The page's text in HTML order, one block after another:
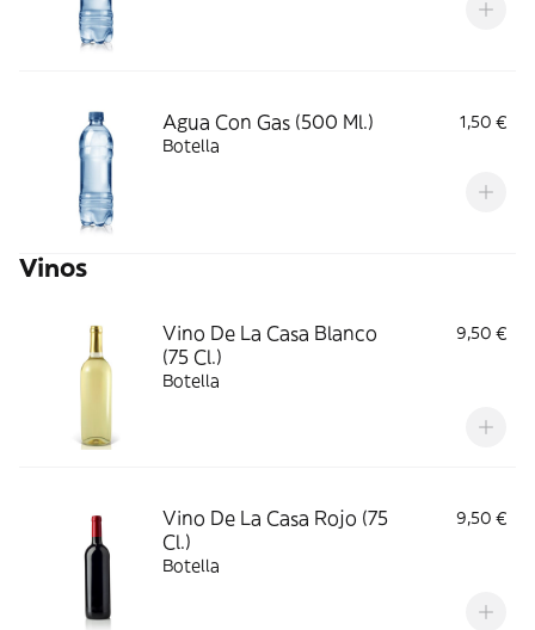
Agua Con Gas (500 Ml.)
1,50 €
Botella
Vinos
Vino De La Casa Blanco
(75 Cl.)
9,50 €
Botella
Vino De La Casa Rojo (75
Cl.)
9,50 €
Botella